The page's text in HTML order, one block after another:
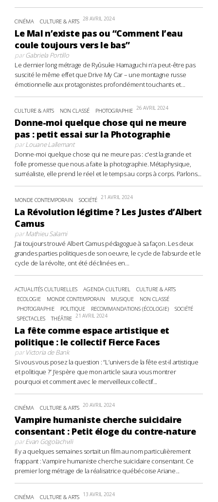
CINÉMA CULTURE & ARTS 28 AVRIL 2024
Le Mal n’existe pas ou “Comment l’eau
coule toujours vers le bas”
parGabriela Portillo
Le dernier long métrage de Ryûsuke Hamaguchi n’a peut-être pas
suscité le même effet que Drive My Car – une montagne russe
émotionnelle aux protagonistes profondément touchants et...
CULTURE & ARTS NON CLASSÉ PHOTOGRAPHIE 26 AVRIL 2024
Donne-moi quelque chose qui ne meure
pas : petit essai sur la Photographie
parLouane Lallemant
Donne-moi quelque chose qui ne meure pas : c'est la grande et
folle promesse que nous a faite la photographie. Métaphysique,
surréaliste, elle prend le réel et le temps au corps à corps. Parlons...
MONDE CONTEMPORAIN SOCIÉTÉ 21 AVRIL 2024
La Révolution légitime ? Les Justes d’Albert
Camus
parMathieu Salami
J’ai toujours trouvé Albert Camus pédagogue à sa façon. Les deux
grandes parties politiques de son oeuvre, le cycle de l’absurde et le
cycle de la révolte, ont été déclinées en...
ACTUALITÉS CULTURELLES AGENDA CULTUREL
CULTURE & ARTS
ECOLOGIE
MONDE CONTEMPORAIN MUSIQUE
NON CLASSÉ
PHOTOGRAPHIE
POLITIQUE RECOMMANDATIONS (ÉCOLOGIE)
SOCIÉTÉ
SPECTACLES
THÉÂTRE 21 AVRIL 2024
La fête comme espace artistique et
politique : le collectif Fierce Faces
parVictoria de Bank
Si vous vous posez la question : “L’univers de la fête est-il artistique
et politique ?” J’espère que mon article saura vous montrer
pourquoi et comment avec le merveilleux collectif...
CINÉMA CULTURE & ARTS 20 AVRIL 2024
Vampire humaniste cherche suicidaire
consentant : Petit éloge du contre-nature
parEvan Gogolachvili
Il y a quelques semaines sortait un film au nom particulièrement
frappant : Vampire humaniste cherche suicidaire consentant. Ce
premier long métrage de la réalisatrice québécoise Ariane...
CINÉMA CULTURE & ARTS 13 AVRIL 2024